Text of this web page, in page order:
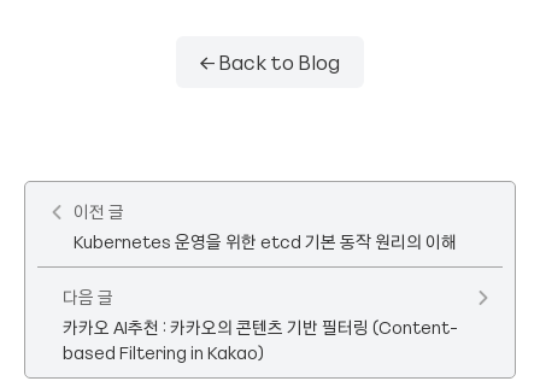
← Back to Blog
이전 글
Kubernetes 운영을 위한 etcd 기본 동작 원리의 이해
다음 글
카카오 AI추천 : 카카오의 콘텐츠 기반 필터링 (Content-
based Filtering in Kakao)